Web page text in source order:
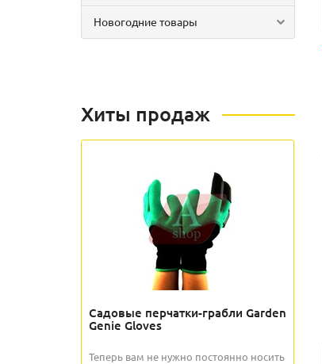
Новогодние товары
Хиты продаж
Садовые перчатки-грабли Garden
Genie Gloves
Теперь вам не нужно постоянно носить